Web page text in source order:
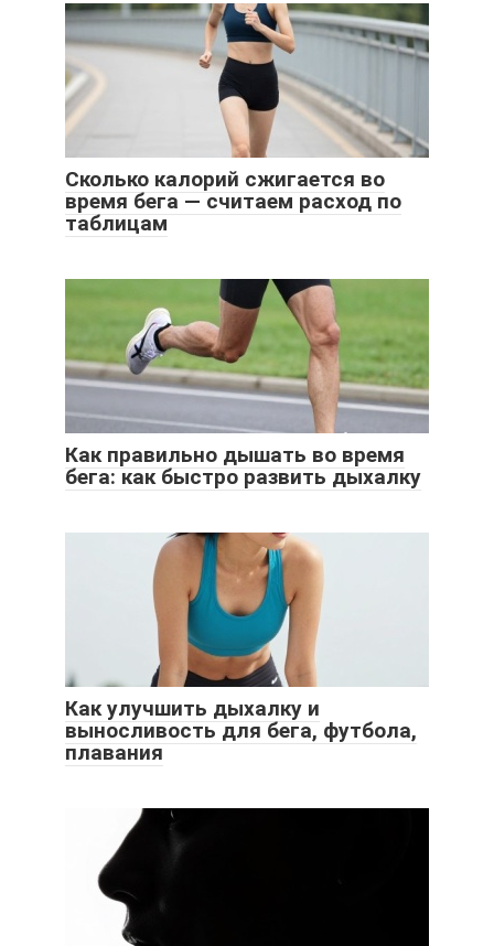
Сколько калорий сжигается во
время бега — считаем расход по
таблицам
Как правильно дышать во время
бега: как быстро развить дыхалку
Как улучшить дыхалку и
выносливость для бега, футбола,
плавания